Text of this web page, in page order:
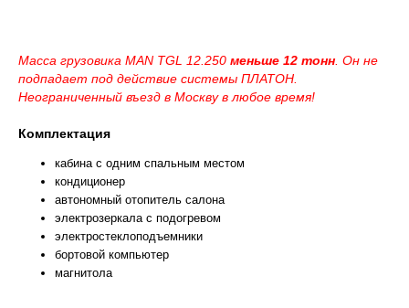
Масса грузовика MAN TGL 12.250 меньше 12 тонн . Он не
подпадает под действие системы ПЛАТОН.
Неограниченный въезд в Москву в любое время!
Комплектация
кабина с одним спальным местом
кондиционер
автономный отопитель салона
электрозеркала с подогревом
электростеклоподъемники
бортовой компьютер
магнитола